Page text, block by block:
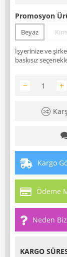
Promosyon
Beyaz
İşyerinize ve
baskısız
+
−
Kargo
Ödeme
Neden Biz
KARGO